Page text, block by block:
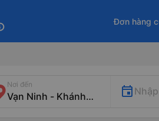
Đơn hàng
Nơi đến